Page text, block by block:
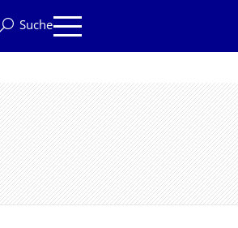
Suche